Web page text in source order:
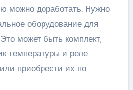
можно доработать. Нужно
оборудование для
Это может быть комплект,
температуры и реле
приобрести их по